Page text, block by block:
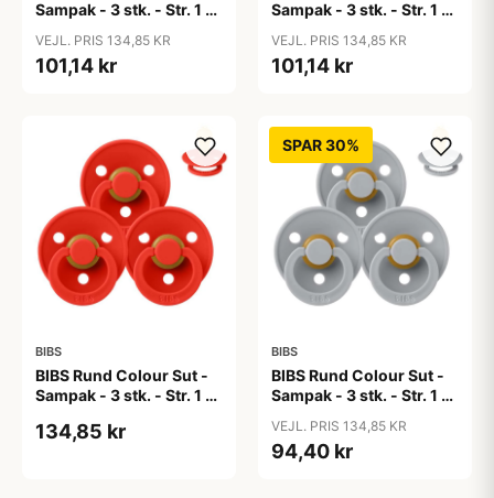
Sampak - 3 stk. - Str. 1 -
VEJL. PRIS 134,85 KR
101,14 kr
Sampak - 3 stk. - Str. 1 -
VEJL. PRIS 134,85 KR
101,14 kr
BIBS
BIBS Rund Colour Sut -
Sampak - 3 stk. - Str. 1 -
134,85 kr
SPAR 30%
BIBS
BIBS Rund Colour Sut -
Sampak - 3 stk. - Str. 1 -
VEJL. PRIS 134,85 KR
94,40 kr